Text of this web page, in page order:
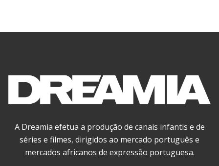
A Dreamia efetua a produção de canais infantis e de
séries e filmes, dirigidos ao mercado português e
mercados africanos de expressão portuguesa.